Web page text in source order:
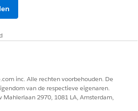
inc. Alle rechten voorbehouden. De
van de respectieve eigenaren.
Mahlerlaan 2970, 1081 LA, Amsterdam,